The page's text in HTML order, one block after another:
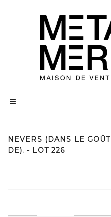
NEVERS (DANS LE GOÛT
DE). - LOT 226